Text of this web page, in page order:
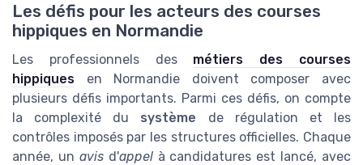
Les défis pour les acteurs des courses
hippiques en Normandie
Les professionnels des métiers des courses
hippiques en Normandie doivent composer avec
plusieurs défis importants. Parmi ces défis, on compte
la complexité du système de régulation et les
contrôles imposés par les structures officielles. Chaque
année, un avisd'appelà candidatures est lancé, avec